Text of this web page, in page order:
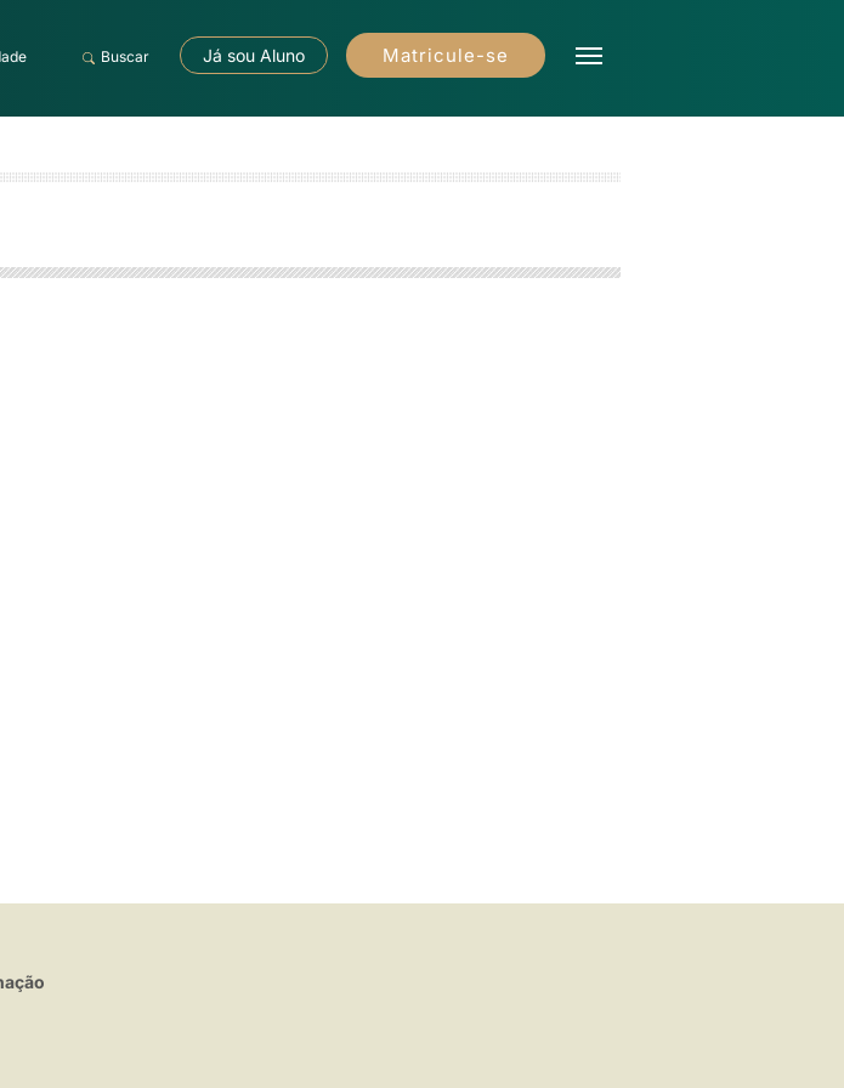
Buscar Já sou Aluno Matricule-se